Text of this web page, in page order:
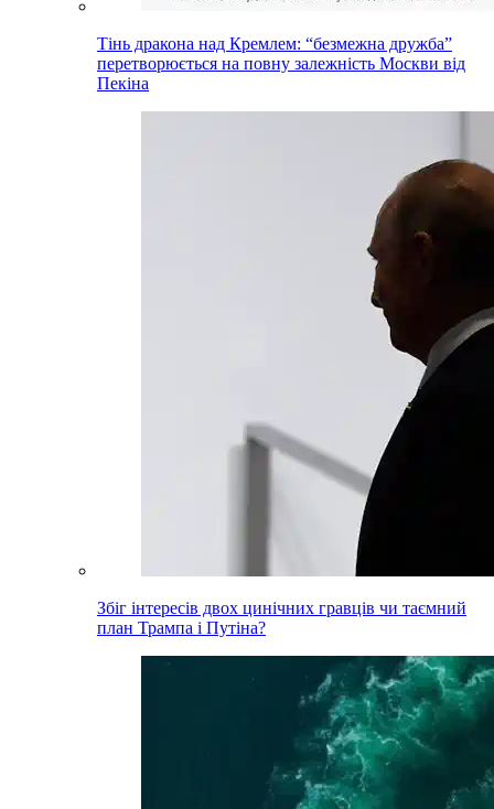
Тінь дракона над Кремлем: “безмежна дружба”
перетворюється на повну залежність Москви від
Пекіна
Збіг інтересів двох цинічних гравців чи таємний
план Трампа і Путіна?